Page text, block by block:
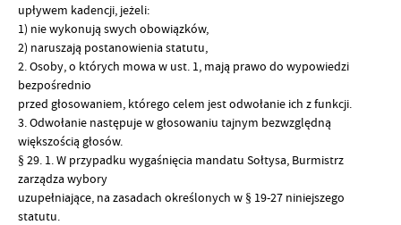
upływem kadencji, jeżeli:
1) nie wykonują swych obowiązków,
2) naruszają postanowienia statutu,
2. Osoby, o których mowa w ust. 1, mają prawo do wypowiedzi
bezpośrednio
przed głosowaniem, którego celem jest odwołanie ich z funkcji.
3. Odwołanie następuje w głosowaniu tajnym bezwzględną
większością głosów.
§ 29. 1. W przypadku wygaśnięcia mandatu Sołtysa, Burmistrz
zarządza wybory
uzupełniające, na zasadach określonych w § 19-27 niniejszego
statutu.